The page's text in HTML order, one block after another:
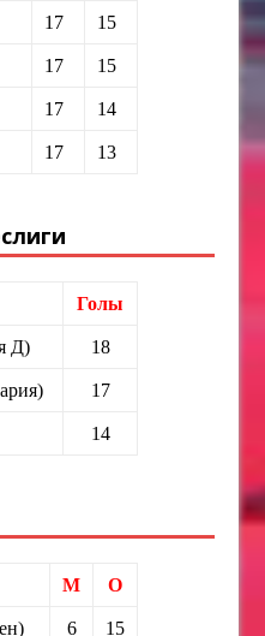
17 15
17 15
17 14
17 13
Голы
Д) 18
17
14
М О
6 15